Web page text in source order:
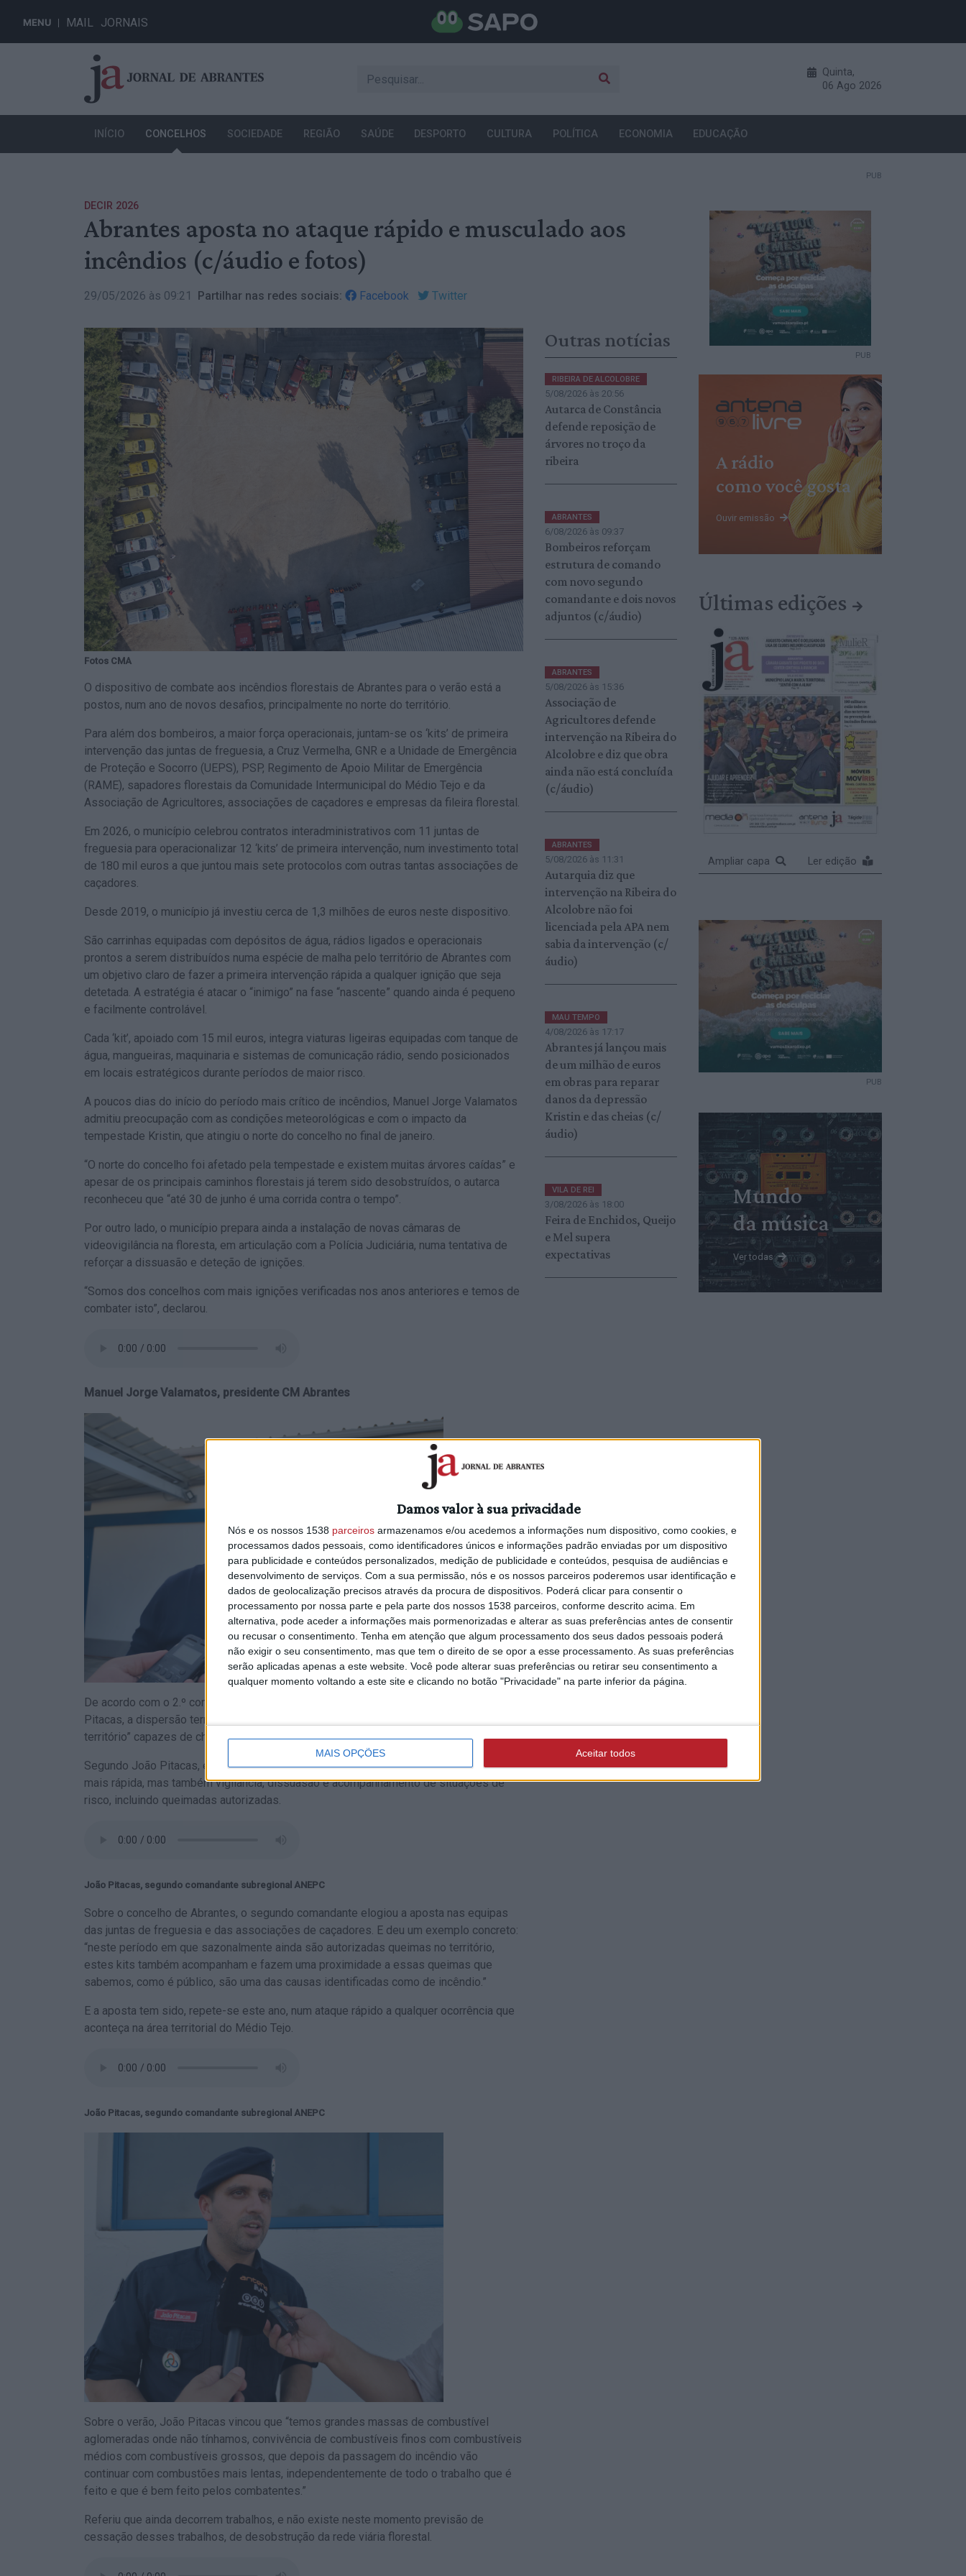
Damos valor à sua privacidade
Nós e os nossos 1538 parceiros armazenamos e/ou acedemos a informações num dispositivo, como cookies, e
processamos dados pessoais, como identificadores únicos e informações padrão enviadas por um dispositivo
para publicidade e conteúdos personalizados, medição de publicidade e conteúdos, pesquisa de audiências e
desenvolvimento de serviços. Com a sua permissão, nós e os nossos parceiros poderemos usar identificação e
dados de geolocalização precisos através da procura de dispositivos. Poderá clicar para consentir o
processamento por nossa parte e pela parte dos nossos 1538 parceiros, conforme descrito acima. Em
alternativa, pode aceder a informações mais pormenorizadas e alterar as suas preferências antes de consentir
ou recusar o consentimento. Tenha em atenção que algum processamento dos seus dados pessoais poderá
não exigir o seu consentimento, mas que tem o direito de se opor a esse processamento. As suas preferências
serão aplicadas apenas a este website. Você pode alterar suas preferências ou retirar seu consentimento a
qualquer momento voltando a este site e clicando no botão "Privacidade" na parte inferior da página.
MAIS OPÇÕES Aceitar todos
MENU MAIL JORNAIS
Quinta,
06 Ago 2026
INÍCIO CONCELHOS SOCIEDADE REGIÃO SAÚDE DESPORTO CULTURA POLÍTICA ECONOMIA EDUCAÇÃO
PUB
DECIR 2026
Abrantes aposta no ataque rápido e musculado aos
incêndios (c/áudio e fotos)
29/05/2026 às 09:21 Partilhar nas redes sociais: Facebook Twitter
Fotos CMA
O dispositivo de combate aos incêndios florestais de Abrantes para o verão está a
postos, num ano de novos desafios, principalmente no norte do território.
Para além dos bombeiros, a maior força operacionais, juntam-se os ‘kits’ de primeira
intervenção das juntas de freguesia, a Cruz Vermelha, GNR e a Unidade de Emergência
de Proteção e Socorro (UEPS), PSP, Regimento de Apoio Militar de Emergência
(RAME), sapadores florestais da Comunidade Intermunicipal do Médio Tejo e da
Associação de Agricultores, associações de caçadores e empresas da fileira florestal.
Em 2026, o município celebrou contratos interadministrativos com 11 juntas de
freguesia para operacionalizar 12 ‘kits’ de primeira intervenção, num investimento total
de 180 mil euros a que juntou mais sete protocolos com outras tantas associações de
caçadores.
Desde 2019, o município já investiu cerca de 1,3 milhões de euros neste dispositivo.
São carrinhas equipadas com depósitos de água, rádios ligados e operacionais
prontos a serem distribuídos numa espécie de malha pelo território de Abrantes com
um objetivo claro de fazer a primeira intervenção rápida a qualquer ignição que seja
detetada. A estratégia é atacar o “inimigo” na fase “nascente” quando ainda é pequeno
e facilmente controlável.
Cada ‘kit’, apoiado com 15 mil euros, integra viaturas ligeiras equipadas com tanque de
água, mangueiras, maquinaria e sistemas de comunicação rádio, sendo posicionados
em locais estratégicos durante períodos de maior risco.
A poucos dias do início do período mais crítico de incêndios, Manuel Jorge Valamatos
admitiu preocupação com as condições meteorológicas e com o impacto da
tempestade Kristin, que atingiu o norte do concelho no final de janeiro.
“O norte do concelho foi afetado pela tempestade e existem muitas árvores caídas” e
apesar de os principais caminhos florestais já terem sido desobstruídos, o autarca
reconheceu que “até 30 de junho é uma corrida contra o tempo”.
Por outro lado, o município prepara ainda a instalação de novas câmaras de
videovigilância na floresta, em articulação com a Polícia Judiciária, numa tentativa de
reforçar a dissuasão e deteção de ignições.
“Somos dos concelhos com mais ignições verificadas nos anos anteriores e temos de
combater isto”, declarou.
Manuel Jorge Valamatos, presidente CM Abrantes
De acordo com o 2.º comandante sub-regional de Proteção Civil do Médio Tejo, João
Pitacas, a dispersão territorial do concelho obriga a “ter meios espalhados pelo
território” capazes de chegar rapidamente a uma ignição.
Segundo João Pitacas, estes meios permitem não apenas uma primeira intervenção
mais rápida, mas também vigilância, dissuasão e acompanhamento de situações de
risco, incluindo queimadas autorizadas.
João Pitacas, segundo comandante subregional ANEPC
Sobre o concelho de Abrantes, o segundo comandante elogiou a aposta nas equipas
das juntas de freguesia e das associações de caçadores. E deu um exemplo concreto:
“neste período em que sazonalmente ainda são autorizadas queimas no território,
estes kits também acompanham e fazem uma proximidade a essas queimas que
sabemos, como é público, são uma das causas identificadas como de incêndio.”
E a aposta tem sido, repete-se este ano, num ataque rápido a qualquer ocorrência que
aconteça na área territorial do Médio Tejo.
João Pitacas, segundo comandante subregional ANEPC
Sobre o verão, João Pitacas vincou que “temos grandes massas de combustível
aglomeradas onde não tínhamos, convivência de combustíveis finos com combustíveis
médios com combustíveis grossos, que depois da passagem do incêndio vão
continuar com combustões mais lentas, independentemente de todo o trabalho que é
feito e que é bem feito pelos combatentes.”
Referiu que ainda decorrem trabalhos, e não existe neste momento previsão de
cessação desses trabalhos, de desobstrução da rede viária florestal.
Outras notícias
RIBEIRA DE ALCOLOBRE
5/08/2026 às 20:56
Autarca de Constância
defende reposição de
árvores no troço da
ribeira
ABRANTES
6/08/2026 às 09:37
Bombeiros reforçam
estrutura de comando
com novo segundo
comandante e dois novos
adjuntos (c/áudio)
ABRANTES
5/08/2026 às 15:36
Associação de
Agricultores defende
intervenção na Ribeira do
Alcolobre e diz que obra
ainda não está concluída
(c/áudio)
ABRANTES
5/08/2026 às 11:31
Autarquia diz que
intervenção na Ribeira do
Alcolobre não foi
licenciada pela APA nem
sabia da intervenção (c/
áudio)
MAU TEMPO
4/08/2026 às 17:17
Abrantes já lançou mais
de um milhão de euros
em obras para reparar
danos da depressão
Kristin e das cheias (c/
áudio)
VILA DE REI
3/08/2026 às 18:00
Feira de Enchidos, Queijo
e Mel supera
expectativas
PUB
A rádio
como você gosta
Ouvir emissão
Últimas edições
Ampliar capa Ler edição
PUB
Mundo
da música
Ver todas